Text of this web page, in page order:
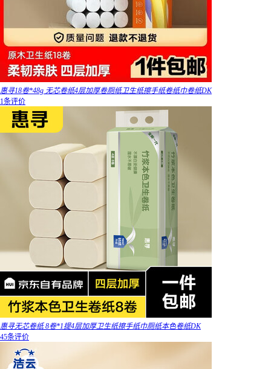
惠寻18卷*48g 无芯卷纸4层加厚卷厕纸卫生纸擦手纸卷纸巾卷纸DK
1条评价
惠寻无芯卷纸 8卷*1提4层加厚卫生纸擦手纸巾厕纸本色卷纸DK
45条评价